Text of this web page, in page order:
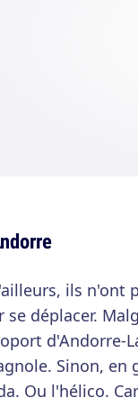
ils n'ont
se déplacer.
d'Andorre-
Sinon, en
Ou l'hélico.